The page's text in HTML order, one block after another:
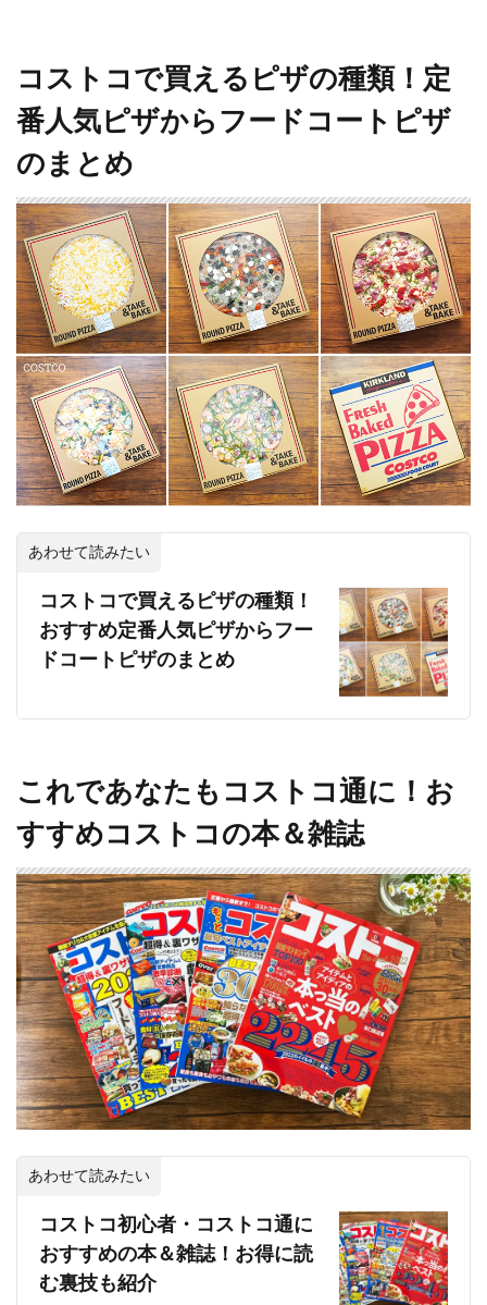
コストコで買えるピザの種類！定
番人気ピザからフードコートピザ
のまとめ
あわせて読みたい
コストコで買えるピザの種類！
おすすめ定番人気ピザからフー
ドコートピザのまとめ
これであなたもコストコ通に！お
すすめコストコの本＆雑誌
あわせて読みたい
コストコ初心者・コストコ通に
おすすめの本＆雑誌！お得に読
む裏技も紹介